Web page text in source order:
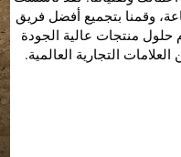
وقمنا بتجميع أفضل فريق
حلول منتجات عالية الجودة
التجارية العالمية.